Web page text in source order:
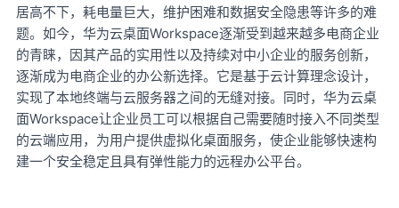
居高不下，耗电量巨大，维护困难和数据安全隐患等许多的难
题。如今，华为云桌面Workspace逐渐受到越来越多电商企业
的青睐，因其产品的实用性以及持续对中小企业的服务创新，
逐渐成为电商企业的办公新选择。它是基于云计算理念设计，
实现了本地终端与云服务器之间的无缝对接。同时，华为云桌
面Workspace让企业员工可以根据自己需要随时接入不同类型
的云端应用，为用户提供虚拟化桌面服务，使企业能够快速构
建一个安全稳定且具有弹性能力的远程办公平台。